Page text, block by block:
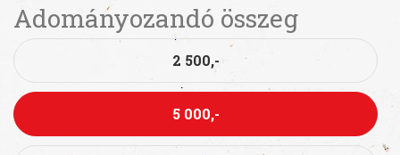
Adományozandó összeg
2 500,-
5 000,-